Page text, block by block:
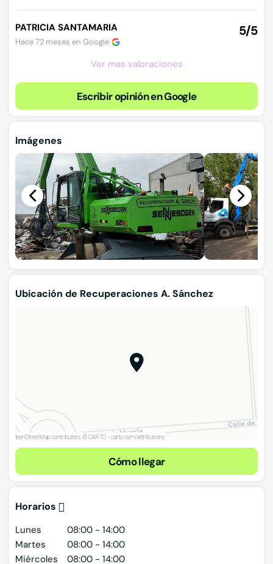
5/5
PATRICIA SANTAMARIA
Hace 72 meses en Google
Ver mas valoraciones
Escribir opinión en Google
Imágenes
Ubicación de Recuperaciones A. Sánchez
Cómo llegar
Horarios
Lunes
08:00 - 14:00
Martes
08:00 - 14:00
Miércoles
08:00 - 14:00